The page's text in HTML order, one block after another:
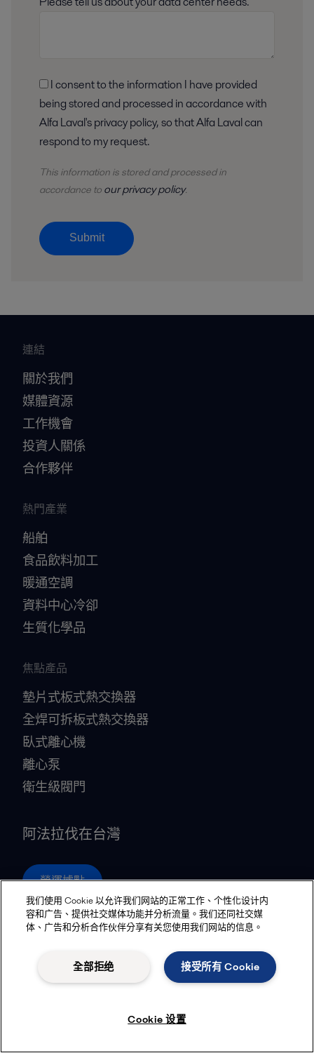
being stored and processed in accordance with
Alfa Laval's privacy policy, so that Alfa Laval can
respond to my request.
This information is stored andprocessedin
accordance to our privacy policy.
Submit
連結
關於我們
媒體資源
工作機會
投資人關係
合作夥伴
熱門產業
船舶
食品飲料加工
暖通空調
資料中心冷卻
生質化學品
焦點產品
墊片式板式熱交換器
全焊可拆板式熱交換器
臥式離心機
離心泵
衛生級閥門
阿法拉伐在台灣
營運據點
© 2015-2026, ALFA LAVAL
追蹤
Legal terms and conditions
我们使用 Cookie 以允许我们网站的正常工作、个性化设计内
容和广告、提供社交媒体功能并分析流量。我们还同社交媒
体、广告和分析合作伙伴分享有关您使用我们网站的信息。
接受所有 Cookie
全部拒绝
Cookie 设置